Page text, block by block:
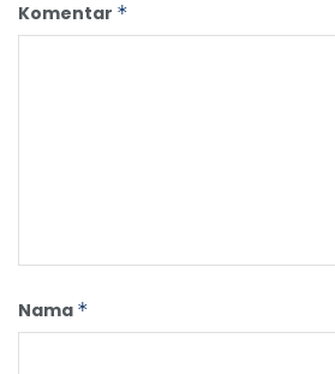
Komentar *
Nama *